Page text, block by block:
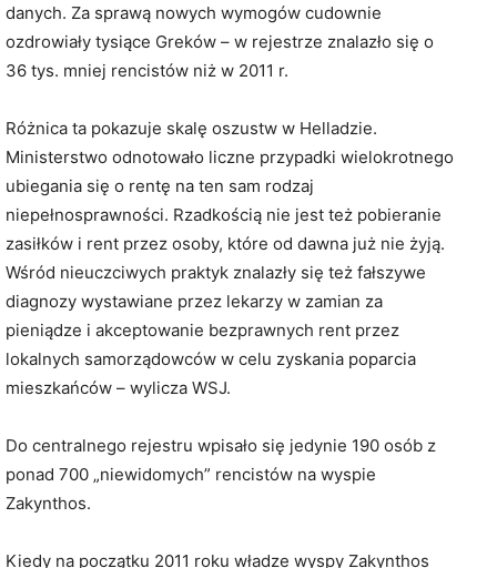
danych. Za sprawą nowych wymogów cudownie
ozdrowiały tysiące Greków – w rejestrze znalazło się o
36 tys. mniej rencistów niż w 2011 r.
Różnica ta pokazuje skalę oszustw w Helladzie.
Ministerstwo odnotowało liczne przypadki wielokrotnego
ubiegania się o rentę na ten sam rodzaj
niepełnosprawności. Rzadkością nie jest też pobieranie
zasiłków i rent przez osoby, które od dawna już nie żyją.
Wśród nieuczciwych praktyk znalazły się też fałszywe
diagnozy wystawiane przez lekarzy w zamian za
pieniądze i akceptowanie bezprawnych rent przez
lokalnych samorządowców w celu zyskania poparcia
mieszkańców – wylicza WSJ.
Do centralnego rejestru wpisało się jedynie 190 osób z
ponad 700 „niewidomych” rencistów na wyspie
Zakynthos.
Kiedy na początku 2011 roku władze wyspy Zakynthos